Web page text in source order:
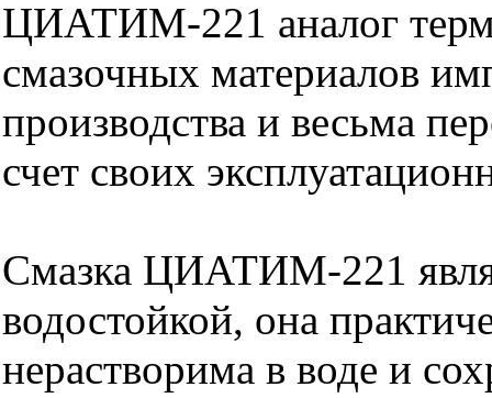
ЦИАТИМ-221 аналог
смазочных материалов
производства и весьма
счет своих
Смазка ЦИАТИМ-221
водостойкой, она
нерастворима в воде и